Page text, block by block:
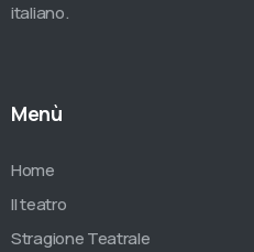
italiano.
Menù
Home
Il teatro
Stragione Teatrale